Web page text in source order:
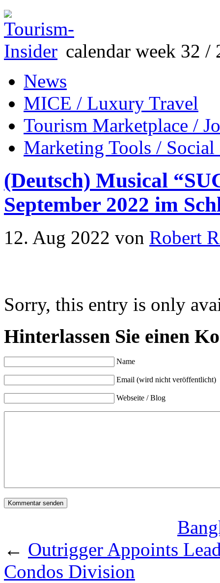
calendar week 32 /
News
MICE / Luxury Travel
Tourism Marketplace /
Marketing Tools /
(Deutsch) Musical
September 2022 im
12. Aug 2022 von Robert
Sorry, this entry is only
Hinterlassen Sie einen
Name
Email (wird nicht veröffentlicht)
Webseite / Blog
← Outrigger Appoints
Condos Division